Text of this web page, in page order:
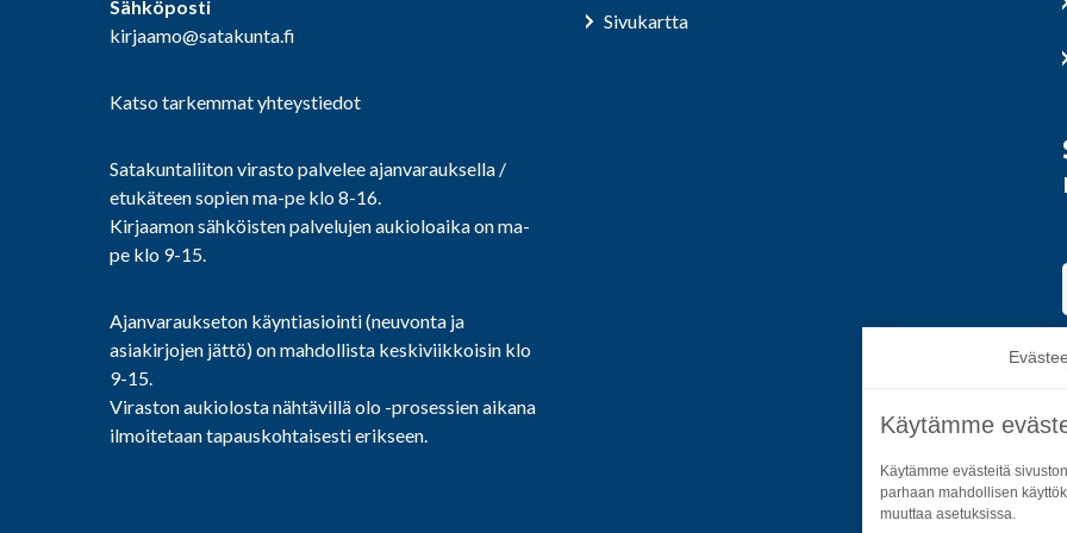
Käytämme
Käytämme evästeitä
parhaan mahdollisen
muuttaa asetuksissa.
Sähköposti
kirjaamo@satakunta.fi
Katso tarkemmat yhteystiedot
Satakuntaliiton virasto palvelee ajanvarauksella /
etukäteen sopien ma-pe klo 8-16.
Kirjaamon sähköisten palvelujen aukioloaika on ma-
pe klo 9-15.
Ajanvaraukseton käyntiasiointi (neuvonta ja
asiakirjojen jättö) on mahdollista keskiviikkoisin klo
9-15.
Viraston aukiolosta nähtävillä olo -prosessien aikana
ilmoitetaan tapauskohtaisesti erikseen.
Sivukartta